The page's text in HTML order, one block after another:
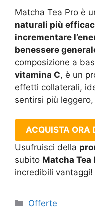
Matcha Tea Pro è
naturali più
incrementare
benessere
composizione a
vitamina C, è un
effetti collaterali,
sentirsi più
ACQUISTA ORA
Usufruisci della
subito Matcha Tea
incredibili vantaggi!
Categorie
Offerte